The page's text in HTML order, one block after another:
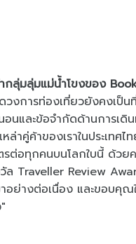
กลุ่มลุ่มแม่น้ำโขงของ
วงการท่องเที่ยวยังคงเป็
และข้อจำกัดด้านการเดิ
าคู่ค้าของเราในประเทศไ
ต่อทุกคนบนโลกใบนี้ ด้วย
วัล Traveller Review
อย่างต่อเนื่อง และขอบคุ